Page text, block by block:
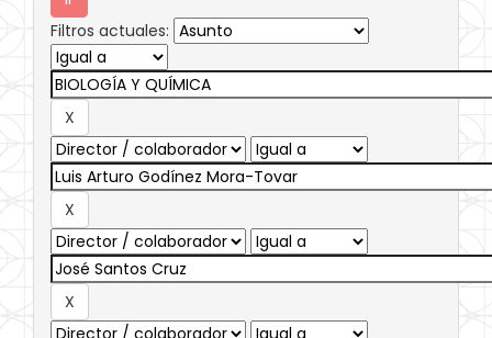
Filtros actuales: